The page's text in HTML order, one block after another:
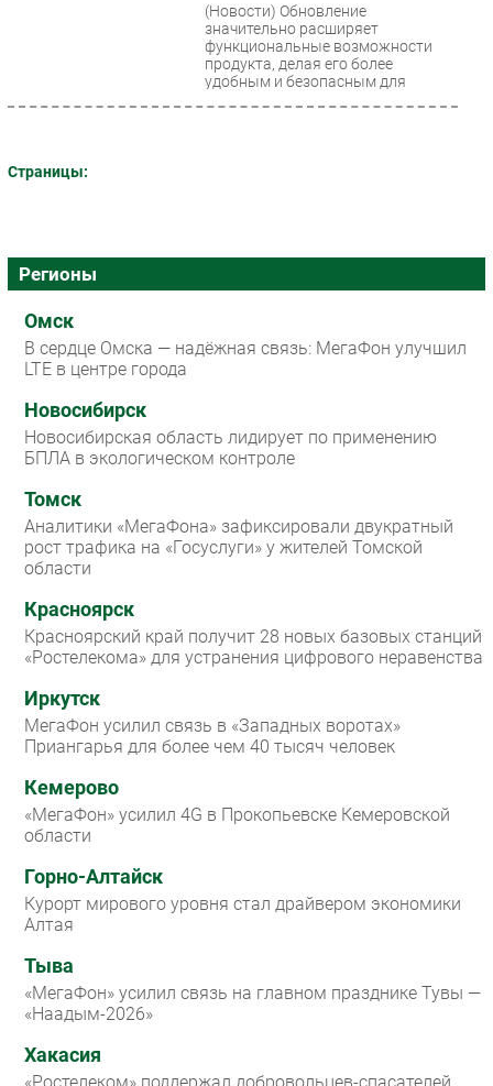
(Новости) Обновление
значительно расширяет
функциональные возможности
продукта, делая его более
удобным и безопасным для
Страницы:
Регионы
Омск
В сердце Омска — надёжная связь: МегаФон улучшил
LTE в центре города
Новосибирск
Новосибирская область лидирует по применению
БПЛА в экологическом контроле
Томск
Аналитики «МегаФона» зафиксировали двукратный
рост трафика на «Госуслуги» у жителей Томской
области
Красноярск
Красноярский край получит 28 новых базовых станций
«Ростелекома» для устранения цифрового неравенства
Иркутск
МегаФон усилил связь в «Западных воротах»
Приангарья для более чем 40 тысяч человек
Кемерово
«МегаФон» усилил 4G в Прокопьевске Кемеровской
области
Горно-Алтайск
Курорт мирового уровня стал драйвером экономики
Алтая
Тыва
«МегаФон» усилил связь на главном празднике Тувы —
«Наадым-2026»
Хакасия
«Ростелеком» поддержал добровольцев-спасателей